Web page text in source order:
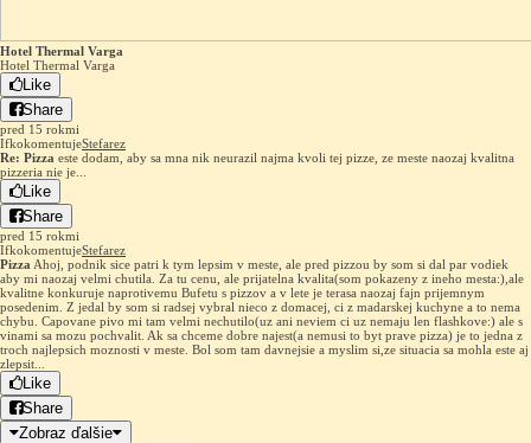
Hotel Thermal Varga
Hotel Thermal Varga
Like
Share
pred 15 rokmi
IfkokomentujeStefarez
Re: Pizza este dodam, aby sa mna nik neurazil najma kvoli tej pizze, ze meste naozaj kvalitna
pizzeria nie je...
Like
Share
pred 15 rokmi
IfkokomentujeStefarez
Pizza Ahoj, podnik sice patri k tym lepsim v meste, ale pred pizzou by som si dal par vodiek
aby mi naozaj velmi chutila. Za tu cenu, ale prijatelna kvalita(som pokazeny z ineho mesta:),ale
kvalitne konkuruje naprotivemu Bufetu s pizzov a v lete je terasa naozaj fajn prijemnym
posedenim. Z jedal by som si radsej vybral nieco z domacej, ci z madarskej kuchyne a to nema
chybu. Capovane pivo mi tam velmi nechutilo(uz ani neviem ci uz nemaju len flashkove:) ale s
vinami sa mozu pochvalit. Ak sa chceme dobre najest(a nemusi to byt prave pizza) je to jedna z
troch najlepsich moznosti v meste. Bol som tam davnejsie a myslim si,ze situacia sa mohla este aj
zlepsit...
Like
Share
Zobraz ďalšie